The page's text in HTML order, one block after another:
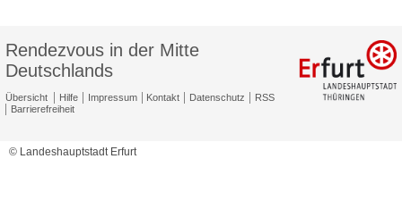
Rendezvous in der Mitte
Deutschlands
Übersicht Hilfe Impressum Kontakt Datenschutz
RSS
Barrierefreiheit
© Landeshauptstadt Erfurt